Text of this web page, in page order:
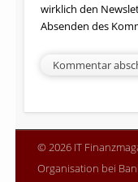
wirklich den
Absenden des
© 2026 IT
Organisation bei